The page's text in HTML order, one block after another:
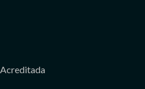
Acreditada